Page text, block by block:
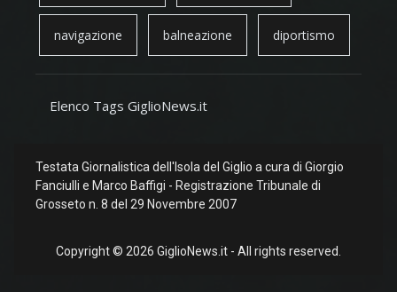
navigazione balneazione diportismo
Elenco Tags GiglioNews.it
Testata Giornalistica dell'Isola del Giglio a cura di Giorgio
Fanciulli e Marco Baffigi - Registrazione Tribunale di
Grosseto n. 8 del 29 Novembre 2007
Copyright © 2026 GiglioNews.it - All rights reserved.